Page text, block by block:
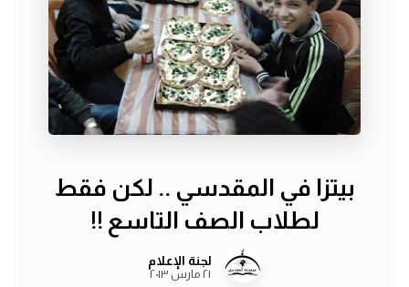
بيتزا في المقدسي .. لكن فقط
لطلاب الصف التاسع !!
لجنة الإعلام
٢١ مارس ٢٠١٣